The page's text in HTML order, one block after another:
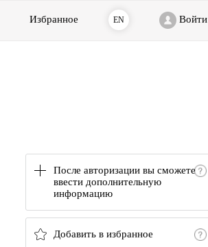
Избранное EN Войти
После авторизации вы сможете
ввести дополнительную
информацию
Добавить в избранное